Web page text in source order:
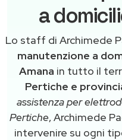
a
Lo staff di Archimede
manutenzione a
Amana in tutto il
Pertiche e
assistenza per
Pertiche, Archimede
intervenire su ogni